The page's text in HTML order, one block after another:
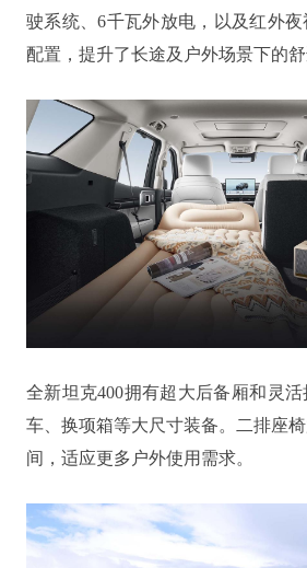
驶系统、6千瓦外放电，以及红外
配置，提升了长途及户外场景下的舒
全新坦克400拥有超大后备厢和灵
车、换项箱等大尺寸装备。二排座
间，适应更多户外使用需求。